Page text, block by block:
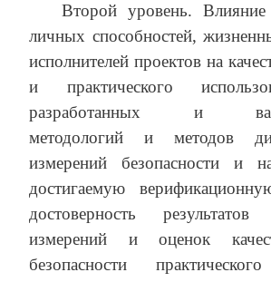
Второй уровень.
личных способностей,
исполнителей проектов на
и практического
разработанных и
методологий и методов
измерений безопасности и
достигаемую
достоверность
измерений и оценок
безопасности